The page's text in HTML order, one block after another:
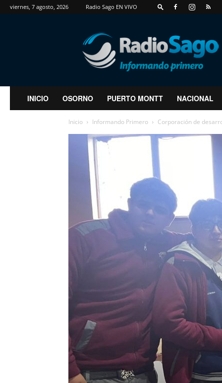
viernes, 7 agosto, 2026 Radio Sago EN VIVO
RadioSago
INICIO OSORNO PUERTO MONTT NACIONAL
Inicio Informando Primero Corporación de